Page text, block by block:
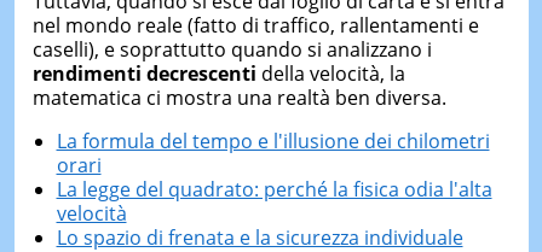
nel mondo reale (fatto di traffico, rallentamenti e
caselli), e soprattutto quando si analizzano i
rendimenti decrescenti della velocità, la
matematica ci mostra una realtà ben diversa.
La formula del tempo e l'illusione dei chilometri
orari
La legge del quadrato: perché la fisica odia l'alta
velocità
Lo spazio di frenata e la sicurezza individuale